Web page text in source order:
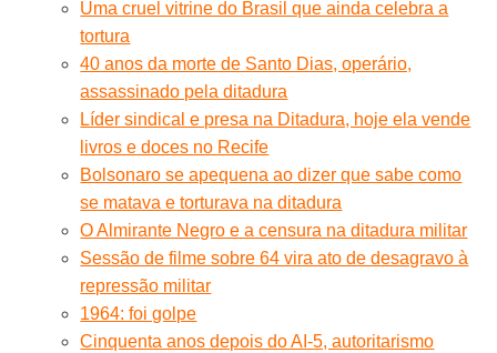
Uma cruel vitrine do Brasil que ainda celebra a
tortura
40 anos da morte de Santo Dias, operário,
assassinado pela ditadura
Líder sindical e presa na Ditadura, hoje ela vende
livros e doces no Recife
Bolsonaro se apequena ao dizer que sabe como
se matava e torturava na ditadura
O Almirante Negro e a censura na ditadura militar
Sessão de filme sobre 64 vira ato de desagravo à
repressão militar
1964: foi golpe
Cinquenta anos depois do AI-5, autoritarismo